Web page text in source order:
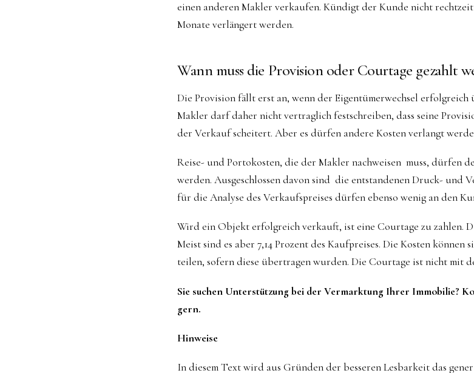
einen anderen Makler verkaufen. Kündigt der Kunde nicht
Monate verlängert werden.
Wann muss die Provision oder Courtage gezahlt
Die Provision fällt erst an, wenn der Eigentümerwechsel erfolgreich
Makler darf daher nicht vertraglich festschreiben, dass seine
der Verkauf scheitert. Aber es dürfen andere Kosten verlangt
Reise- und Portokosten, die der Makler nachweisen muss, dürfen
werden. Ausgeschlossen davon sind die entstandenen Druck- und
für die Analyse des Verkaufspreises dürfen ebenso wenig an den
Wird ein Objekt erfolgreich verkauft, ist eine Courtage zu zahlen.
Meist sind es aber 7,14 Prozent des Kaufpreises. Die Kosten können
teilen, sofern diese übertragen wurden. Die Courtage ist nicht mit
Sie suchen Unterstützung bei der Vermarktung Ihrer Immobilie?
gern.
Hinweise
In diesem Text wird aus Gründen der besseren Lesbarkeit das